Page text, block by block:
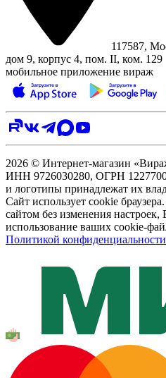
117587,
дом 9, корпус 4, пом. II, ком. 129
мобильное приложение вираж
2026 © Интернет-магазин
ИНН 9726030280, ОГРН
и логотипы принадлежат их
Сайт использует cookie
сайтом без изменения настроек,
использование ваших cookie-
Политикой конфиденциальности